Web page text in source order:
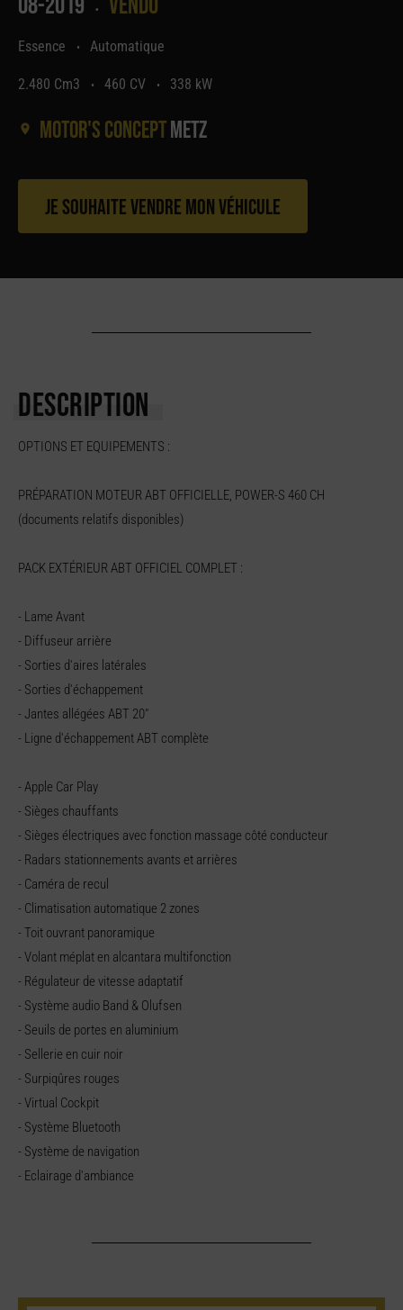
•
Essence • Automatique
2.480 Cm3 • 460 CV • 338 kW
Motor's conceptMetz
Je souhaite vendre mon véhicule
DESCRIPTION
OPTIONS ET EQUIPEMENTS :
PRÉPARATION MOTEUR ABT OFFICIELLE, POWER-S 460 CH
(documents relatifs disponibles)
PACK EXTÉRIEUR ABT OFFICIEL COMPLET :
- Lame Avant
- Diffuseur arrière
- Sorties d'aires latérales
- Sorties d'échappement
- Jantes allégées ABT 20"
- Ligne d'échappement ABT complète
- Apple Car Play
- Sièges chauffants
- Sièges électriques avec fonction massage côté conducteur
- Radars stationnements avants et arrières
- Caméra de recul
- Climatisation automatique 2 zones
- Toit ouvrant panoramique
- Volant méplat en alcantara multifonction
- Régulateur de vitesse adaptatif
- Système audio Band & Olufsen
- Seuils de portes en aluminium
- Sellerie en cuir noir
- Surpiqûres rouges
- Virtual Cockpit
- Système Bluetooth
- Système de navigation
- Eclairage d'ambiance